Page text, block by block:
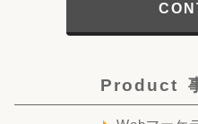
Product